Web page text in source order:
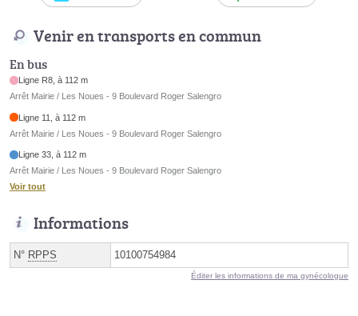
Venir en transports en commun
En bus
Ligne R8, à 112 m
Arrêt Mairie / Les Noues - 9 Boulevard Roger Salengro
Ligne 11, à 112 m
Arrêt Mairie / Les Noues - 9 Boulevard Roger Salengro
Ligne 33, à 112 m
Arrêt Mairie / Les Noues - 9 Boulevard Roger Salengro
Voir tout
Informations
N° RPPS 10100754984
Éditer les informations de ma gynécologue